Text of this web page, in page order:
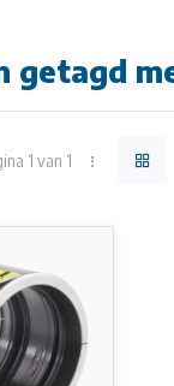
getagd
1 van 1